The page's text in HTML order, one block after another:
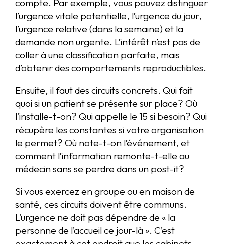
compte. Par exemple, vous pouvez distinguer
l’urgence vitale potentielle, l’urgence du jour,
l’urgence relative (dans la semaine) et la
demande non urgente. L’intérêt n’est pas de
coller à une classification parfaite, mais
d’obtenir des comportements reproductibles.
Ensuite, il faut des circuits concrets. Qui fait
quoi si un patient se présente sur place? Où
l’installe-t-on? Qui appelle le 15 si besoin? Qui
récupère les constantes si votre organisation
le permet? Où note-t-on l’événement, et
comment l’information remonte-t-elle au
médecin sans se perdre dans un post-it?
Si vous exercez en groupe ou en maison de
santé, ces circuits doivent être communs.
L’urgence ne doit pas dépendre de « la
personne de l’accueil ce jour-là ». C’est